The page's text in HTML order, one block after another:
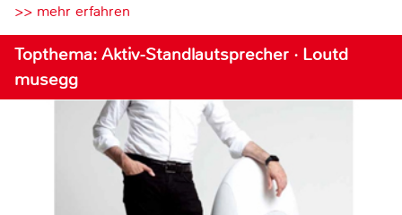
>> mehr erfahren
Topthema: Aktiv-Standlautsprecher · Loutd
musegg